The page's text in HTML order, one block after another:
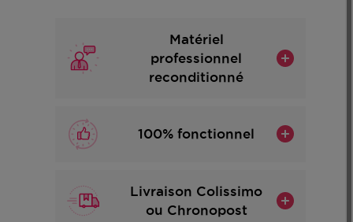
Matériel
professionnel
reconditionné
100% fonctionnel
Livraison Colissimo
ou Chronopost